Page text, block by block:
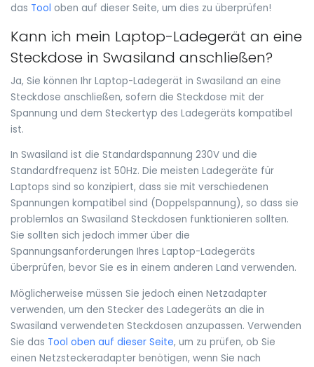
das Tool oben auf dieser Seite, um dies zu überprüfen!
Kann ich mein Laptop-Ladegerät an eine
Steckdose in Swasiland anschließen?
Ja, Sie können Ihr Laptop-Ladegerät in Swasiland an eine
Steckdose anschließen, sofern die Steckdose mit der
Spannung und dem Steckertyp des Ladegeräts kompatibel
ist.
In Swasiland ist die Standardspannung 230V und die
Standardfrequenz ist 50Hz. Die meisten Ladegeräte für
Laptops sind so konzipiert, dass sie mit verschiedenen
Spannungen kompatibel sind (Doppelspannung), so dass sie
problemlos an Swasiland Steckdosen funktionieren sollten.
Sie sollten sich jedoch immer über die
Spannungsanforderungen Ihres Laptop-Ladegeräts
überprüfen, bevor Sie es in einem anderen Land verwenden.
Möglicherweise müssen Sie jedoch einen Netzadapter
verwenden, um den Stecker des Ladegeräts an die in
Swasiland verwendeten Steckdosen anzupassen. Verwenden
Sie das Tool oben auf dieser Seite, um zu prüfen, ob Sie
einen Netzsteckeradapter benötigen, wenn Sie nach